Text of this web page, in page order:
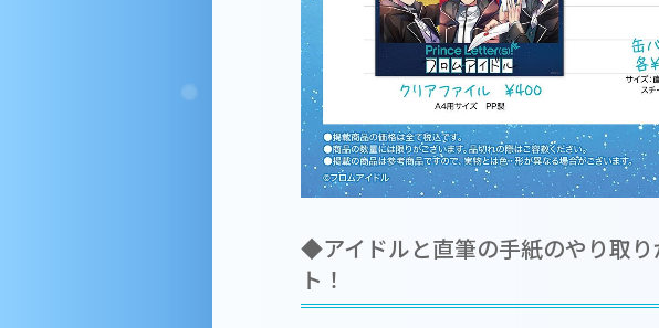
◆アイドルと直筆の手紙のやり取
ト！